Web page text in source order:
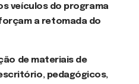
veículos do programa
a retomada do
de materiais de
pedagógicos,